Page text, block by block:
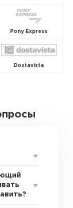
Pony Express
Dostavista